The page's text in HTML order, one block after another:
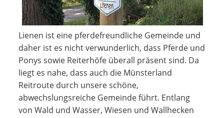
Lienen ist eine pferdefreundliche Gemeinde und
daher ist es nicht verwunderlich, dass Pferde und
Ponys sowie Reiterhöfe überall präsent sind. Da
liegt es nahe, dass auch die Münsterland
Reitroute durch unsere schöne,
abwechslungsreiche Gemeinde führt. Entlang
von Wald und Wasser, Wiesen und Wallhecken